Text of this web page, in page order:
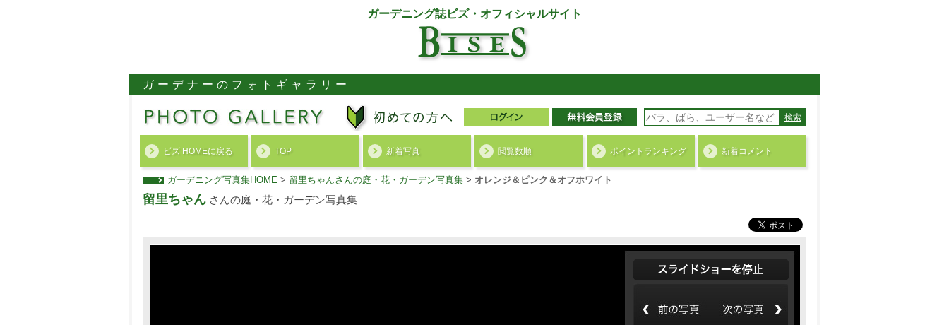
ガーデニング誌ビズ・オフィシャルサイト
ガーデナーのフォトギャラリー
検索
ビズ HOMEに戻る TOP 新着写真 閲覧数順 ポイント ランキング 新着コメント
ガーデニング写真集HOME > 留里ちゃんさんの庭・花・ガーデン写真集 > オレンジ＆ピンク＆オフホワイト
留里ちゃん さんの庭・花・ガーデン写真集